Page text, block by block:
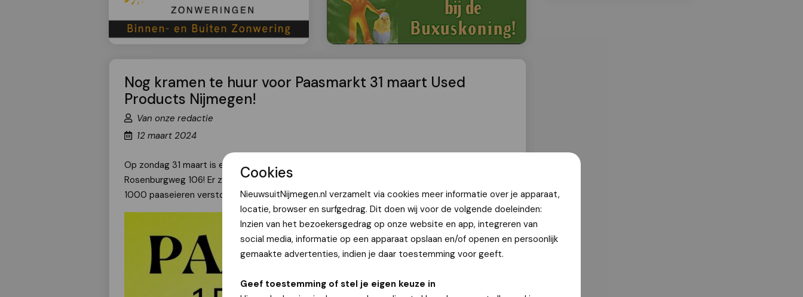
Cookies
NieuwsuitNijmegen.nl verzamelt via cookies meer informatie over je apparaat,
locatie, browser en surfgedrag. Dit doen wij voor de volgende doeleinden:
Inzien van het bezoekersgedrag op onze website en app, integreren van
social media, informatie op een apparaat opslaan en/of openen en persoonlijk
gemaakte advertenties, indien je daar toestemming voor geeft.
Geef toestemming of stel je eigen keuze in
Nog kramen te huur voor Paasmarkt 31 maart Used
Products Nijmegen!
Van onze redactie
12 maart 2024
Op zondag 31 maart is er weer de gezellige Paasmarkt bij Used Products aan de Van
Rosenburgweg 106! Er zijn nog enkele kramen te huur en van 10.00u tot 16.30u zijn er tevens
1000 paaseieren verstopt die je kan zoeken. Gezellig!